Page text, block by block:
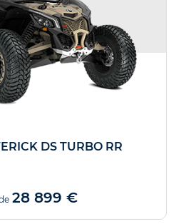
DS TURBO RR
28 899 €